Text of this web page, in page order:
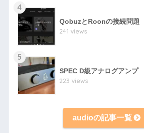
4
QobuzとRoonの接続問題
241 views
5
SPEC D級アナログアン
223 views
audioの記事一覧